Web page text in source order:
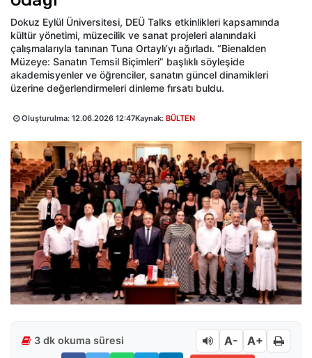
Dokuz Eylül Üniversitesi, DEÜ Talks etkinlikleri kapsamında
kültür yönetimi, müzecilik ve sanat projeleri alanındaki
çalışmalarıyla tanınan Tuna Ortaylı’yı ağırladı. “Bienalden
Müzeye: Sanatın Temsil Biçimleri” başlıklı söyleşide
akademisyenler ve öğrenciler, sanatın güncel dinamikleri
üzerine değerlendirmeleri dinleme fırsatı buldu.
Oluşturulma: 12.06.2026 12:47Kaynak: BÜLTEN
3 dk okuma süresi A- A+